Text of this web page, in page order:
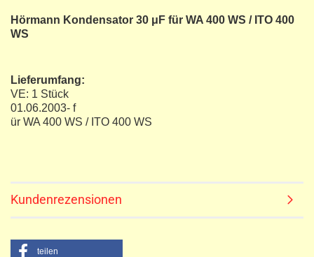
Hörmann Kondensator 30 μF für WA 400 WS / ITO 400
WS
Lieferumfang:
VE: 1 Stück
01.06.2003- f
ür WA 400 WS / ITO 400 WS
Kundenrezensionen
teilen